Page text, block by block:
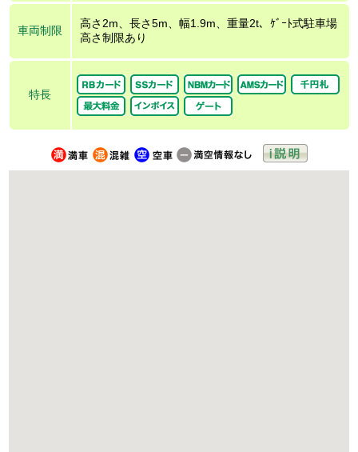
車両制限
高さ2m、長さ5m、幅1.9m、重量2t、ｹﾞｰﾄ式駐車場
高さ制限あり
特長